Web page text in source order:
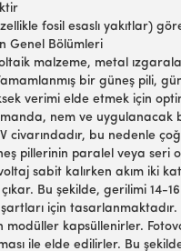
fosil esaslı yakıtlar)
Genel Bölümleri
malzeme, metal
bir güneş pili,
verimi elde etmek için
nem ve uygulanacak
civarındadır, bu nedenle
pillerinin paralel veya seri
sabit kalırken akım iki
Bu şekilde, gerilimi 14-
için
modüller kapsüllenirler.
ile elde edilirler. Bu